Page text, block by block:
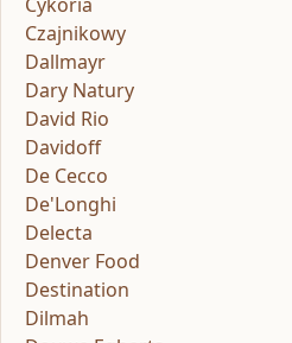
Czajnikowy
Dallmayr
Dary Natury
David Rio
Davidoff
De Cecco
De'Longhi
Delecta
Denver Food
Destination
Dilmah